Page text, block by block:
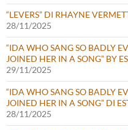
“LEVERS” DI RHAYNE
28/11/2025
“IDA WHO SANG SO BADLY
JOINED HER IN A SONG” BY
29/11/2025
“IDA WHO SANG SO BADLY
JOINED HER IN A SONG” DI
28/11/2025